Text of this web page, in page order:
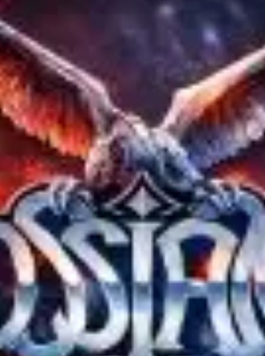
Acidpach ⧗ Farseer ⧗ Gaston Fiore ⧗ Woody92 ⧗ Pneumatix ⧗ Isu +
Sikztah ⧗ ДEVA ⧗ Technokool + Akác ⧗ Makrohang ⧗ Gingershot +
Klpflrtpr ⧗ ANYAROMOKBAN3000 ⧗ Lenkke_ ⧗ Slym + Szoliver ⧗
CVRDWELL ⧗ Rozalina + Subotage ⧗ Fllozz ⧗ Kiuz + Arash Ete ⧗
Varázsló ⧗ Dorota + Akos V + LIGHT ARTISTS: Cape Sante ⧗ Adistu ⧗
Lukas Truniger + Bruce Yoder ⧗ Timaeus ⧗ Weiler Péter 📬 Értesítünk
az új programajánlókról, és néha még egy ProgramTipp füzettel is
meglepünk! 📆 Nem küldünk vacak spamokat! – Adatkezelési
tájékoztatónkat itt találod – Nézd meg az e-mail fiókodat – a
beérkező levelek vagy a spam mappában keresd a visszaigazoló
üzenetet, és kattints a megerősítéshez.